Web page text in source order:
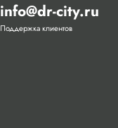
info@dr-city.ru
Поддержка клиентов